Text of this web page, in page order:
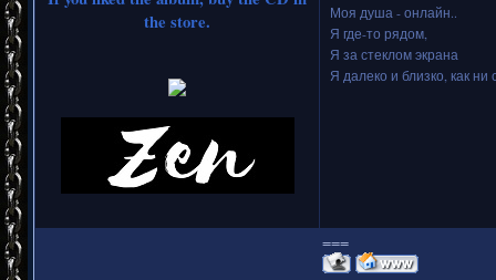
the store.
Моя душа - онлайн..
Я где-то рядом,
Я за стеклом экрана
Я далеко и близко, как ни
===